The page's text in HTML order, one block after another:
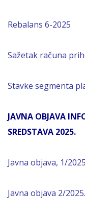
Rebalans 6-2025
Sažetak računa
Stavke segmenta
JAVNA OBJAVA
SREDSTAVA 2025.
Javna objava, 1/
Javna objava 2/2025.